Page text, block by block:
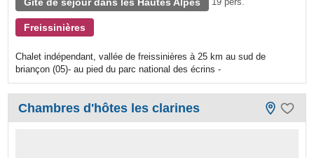
Gîte de séjour dans les Hautes Alpes
Freissinières
Chalet indépendant, vallée de freissinières à 25 km au sud de
briançon (05)- au pied du parc national des écrins -
Chambres d'hôtes les clarines